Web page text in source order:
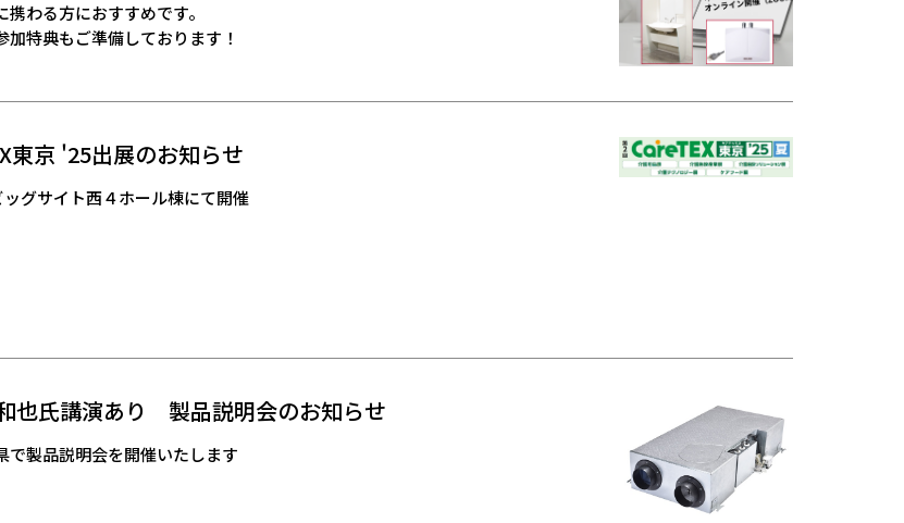
わる方におすすめです。
特典もご準備しております！
京 '25出展のお知らせ
グサイト西４ホール棟にて開催
也氏講演あり 製品説明会のお知らせ
で製品説明会を開催いたします